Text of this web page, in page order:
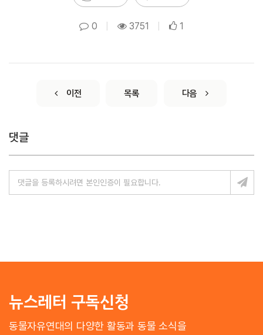
0 3751 1
이전 목록 다음
댓글
뉴스레터 구독신청
동물자유연대의 다양한 활동과 동물 소식을